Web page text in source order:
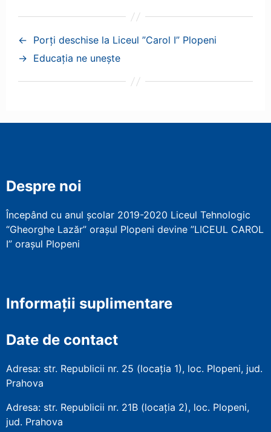
← Porți deschise la Liceul ”Carol I” Plopeni
→ Educația ne unește
Despre noi
Începând cu anul școlar 2019-2020 Liceul Tehnologic
“Gheorghe Lazăr” orașul Plopeni devine ”LICEUL CAROL
I” orașul Plopeni
Informații suplimentare
Date de contact
Adresa: str. Republicii nr. 25 (locația 1), loc. Plopeni, jud.
Prahova
Adresa: str. Republicii nr. 21B (locația 2), loc. Plopeni,
jud. Prahova